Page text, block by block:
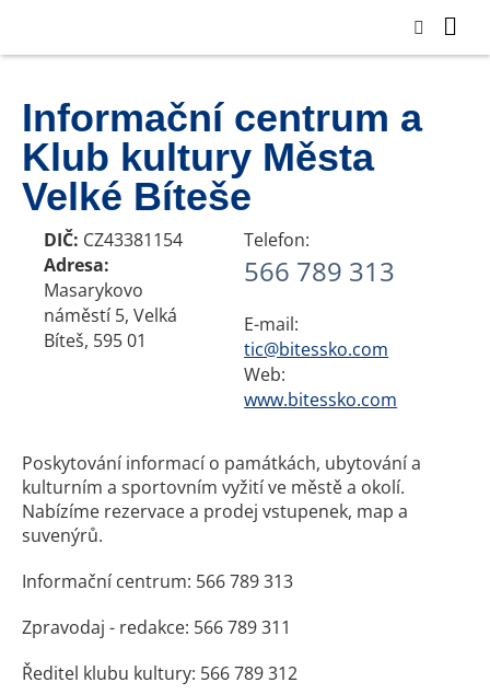
Informační centrum a
Klub kultury Města
Velké Bíteše
DIČ: CZ43381154
Adresa:
Masarykovo
náměstí 5, Velká
Bíteš, 595 01
Telefon:
566 789 313
E-mail:
tic@bitessko.com
Web:
www.bitessko.com
Poskytování informací o památkách, ubytování a
kulturním a sportovním vyžití ve městě a okolí.
Nabízíme rezervace a prodej vstupenek, map a
suvenýrů.
Informační centrum: 566 789 313
Zpravodaj - redakce: 566 789 311
Ředitel klubu kultury: 566 789 312